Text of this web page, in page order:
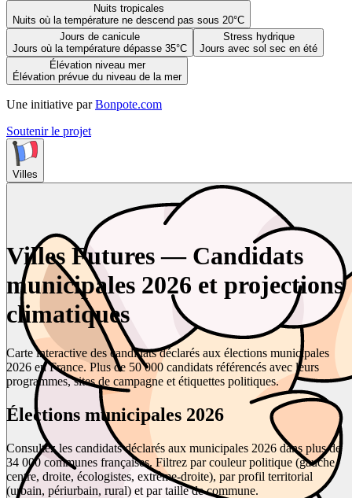
Nuits tropicales
Nuits où la température ne descend pas sous 20°C
Jours de canicule
Jours où la température dépasse 35°C
Stress hydrique
Jours avec sol sec en été
Élévation niveau mer
Élévation prévue du niveau de la mer
Une initiative par Bonpote.com
Soutenir le projet
Villes
Villes Futures — Candidats
municipales 2026 et projections
climatiques
Carte interactive des candidats déclarés aux élections municipales
2026 en France. Plus de 50 000 candidats référencés avec leurs
programmes, sites de campagne et étiquettes politiques.
Élections municipales 2026
Consultez les candidats déclarés aux municipales 2026 dans plus de
34 000 communes françaises. Filtrez par couleur politique (gauche,
centre, droite, écologistes, extrême-droite), par profil territorial
(urbain, périurbain, rural) et par taille de commune.